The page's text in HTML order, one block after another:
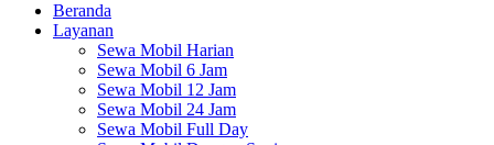
Beranda
Layanan
Sewa Mobil Harian
Sewa Mobil 6 Jam
Sewa Mobil 12 Jam
Sewa Mobil 24 Jam
Sewa Mobil Full Day